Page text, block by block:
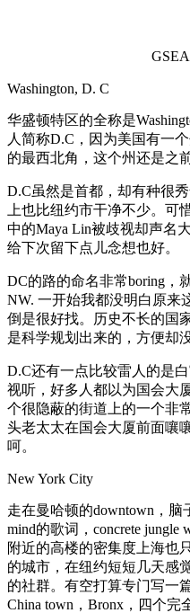
Washington, D. C
华盛顿特区的全称是
人简称D.C，因为美国有一
的最西北角，这个州还是之
D.C虽然是首都，却有种很
上也比纽约市干净不少。可
中的Maya Lin被歧视却声名
给下次留下点儿念想也好。
DC的路的命名非常boring，
NW. 一开始我都没明白原来
倒是很好找。历史不长的国
是科学规划出来的，方便却
D.C还有一点比较雷人的是
视听，好多人都以为国会大
个很隐蔽的街道上的一个非
头老太太在国会大厦前面嚷
呵。
New York City
走在曼哈顿的downtown，脑
mind的歌词，concrete jungle
附近的高楼的密集度上海也
的城市，在纽约短短几天感
的社群。有空打算专门写一
China town，Bronx，四个